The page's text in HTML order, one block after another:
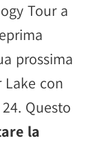
Tour a
prossima
Lake con
Questo
la